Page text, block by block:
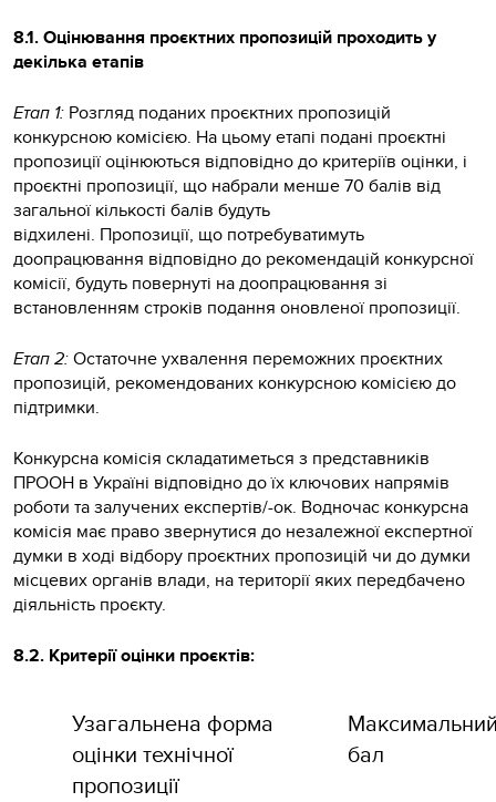
8.1. Оцінювання проєктних пропозицій проходить у
декілька етапів
Етап 1: Розгляд поданих проєктних пропозицій
конкурсною комісією. На цьому етапі подані проєктні
пропозиції оцінюються відповідно до критеріїв оцінки, і
проєктні пропозиції, що набрали менше 70 балів від
загальної кількості балів будуть
відхилені. Пропозиції, що потребуватимуть
доопрацювання відповідно до рекомендацій конкурсної
комісії, будуть повернуті на доопрацювання зі
встановленням строків подання оновленої пропозиції.
Етап 2:Остаточне ухвалення переможних проєктних
пропозицій, рекомендованих конкурсною комісією до
підтримки.
Конкурсна комісія складатиметься з представників
ПРООН в Україні відповідно до їх ключових напрямів
роботи та залучених експертів/-ок. Водночас конкурсна
комісія має право звернутися до незалежної експертної
думки в ході відбору проєктних пропозицій чи до думки
місцевих органів влади, на території яких передбачено
діяльність проєкту.
8.2. Критерії оцінки проєктів:
Узагальнена форма
оцінки технічної
пропозиції
бал